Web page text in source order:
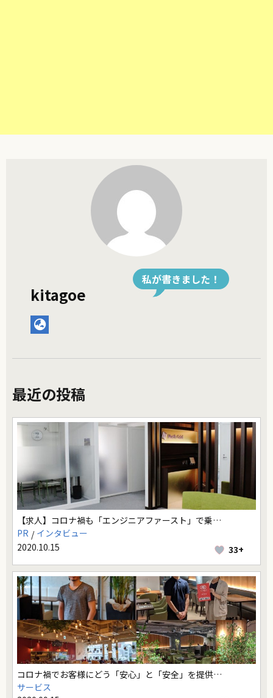
私が書きました！
kitagoe
最近の投稿
【求人】コロナ禍も「エンジニアファースト」で乗…
PR
インタビュー
2020.10.15
33+
コロナ禍でお客様にどう「安心」と「安全」を提供…
サービス